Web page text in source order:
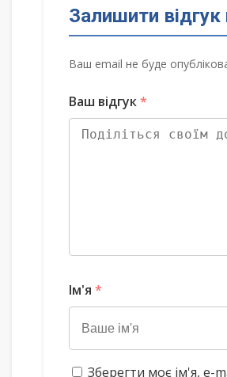
Залишити відгук
Ваш email не буде
Ваш відгук*
Ім'я *
Зберегти моє ім'я, e-